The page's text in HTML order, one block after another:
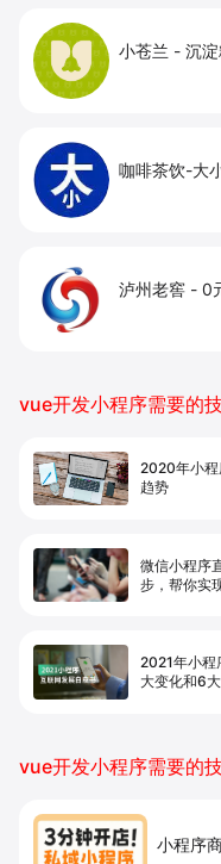
小苍兰 - 沉
咖啡茶饮-大
泸州老窖 - 0
2020年小程
趋势
微信小程序
步，帮你实
2021年小程
大变化和6
小程序